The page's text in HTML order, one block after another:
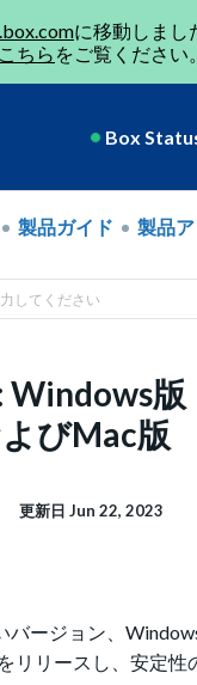
に移動しまし
こちら をご覧ください。
Box
製品ガイド
製品
Windows版
びMac版
更新日Jun 22, 2023
バージョン、
リリースし、安定性